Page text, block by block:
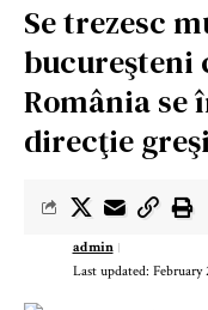
Se trezesc
bucureşteni
România se
direcţie
Last updated: February
admin